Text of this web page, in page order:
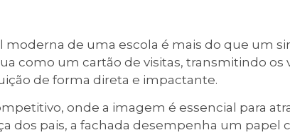
moderna de uma escola é mais do que um
como um cartão de visitas, transmitindo os
de forma direta e impactante.
onde a imagem é essencial para
dos pais, a fachada desempenha um papel